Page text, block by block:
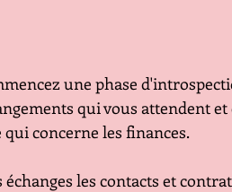
une phase
qui vous attendent
concerne les finances.
les contacts et